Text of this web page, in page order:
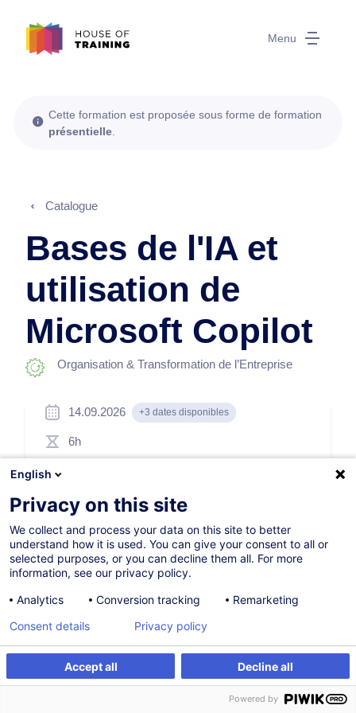
Menu
S'inscrire Formation sur mesure
Cette formation est proposée sous forme de formation
présentielle
Catalogue
Bases de l'IA et
utilisation de
Microsoft Copilot
Organisation & Transformation de l’Entreprise
14.09.2026 +3 dates disponibles
6h
Cours du jour
French / Français
011190
S'inscrire
Formation sur mesure
English
Privacy on this site
We collect and process your data on this site to better
understand how it is used. You can give your consent to all or
selected purposes, or you can decline them all. For more
information, see our privacy policy.
Analytics
Conversion tracking Remarketing
Accept all Decline all
Consent details Privacy policy
Powered by